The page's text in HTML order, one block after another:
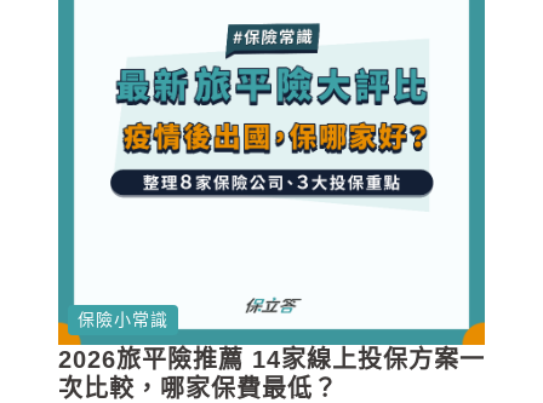
保險小常識
2026旅平險推薦 14家線上投保方案一
次比較，哪家保費最低？